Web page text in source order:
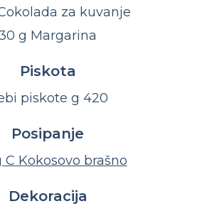
za kuvanje
g Margarina
Piskota
piskote g 420
Posipanje
C Kokosovo brašno
Dekoracija